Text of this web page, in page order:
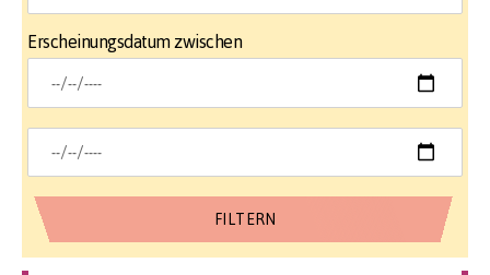
Erscheinungsdatum zwischen